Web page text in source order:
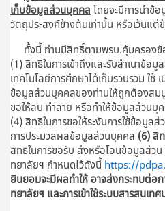
เก็บข้อมูลส่วนบุคคล โดยจะมีการนำข้
วัตถุประสงค์ข้างต้นเท่านั้น หรือเว้นแ
ทั้งนี้ ท่านมีสิทธิ์ตามพรบ.คุ้มครอง
(1) สิทธิในการเข้าถึงและรับสำเนาข้
เทคโนโลยีการศึกษาได้เก็บรวบรวม ใช้
ข้อมูลส่วนบุคคลของท่านให้ถูกต้องสม
ขอให้ลบ ทำลาย หรือทำให้ข้อมูลส่วนบุ
(4) สิทธิในการขอให้ระงับการใช้ข้อมูล
การประมวลผลข้อมูลส่วนบุคคล (6) สิ
สิทธิในการขอรับ ส่งหรือโอนข้อมูลส่ว
ทยาลัยฯ กำหนดไว้ดังนี้ https://
ยินยอมจะมีผลทำให้ อาจส่งกระทบต่อก
ทยาลัยฯ และการเข้าใช้ระบบสารสนเทศ